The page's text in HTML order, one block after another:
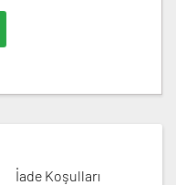
İade Koşulları